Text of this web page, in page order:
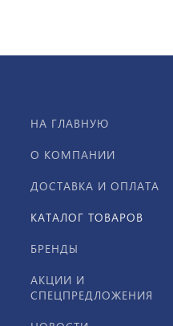
НА ГЛАВНУЮ
О КОМПАНИИ
ДОСТАВКА И ОПЛАТА
КАТАЛОГ ТОВАРОВ
БРЕНДЫ
АКЦИИ И
СПЕЦПРЕДЛОЖЕНИЯ